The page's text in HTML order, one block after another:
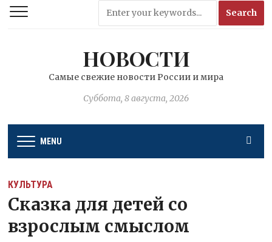
НОВОСТИ
Самые свежие новости России и мира
Суббота, 8 августа, 2026
MENU
КУЛЬТУРА
Сказка для детей со
взрослым смыслом